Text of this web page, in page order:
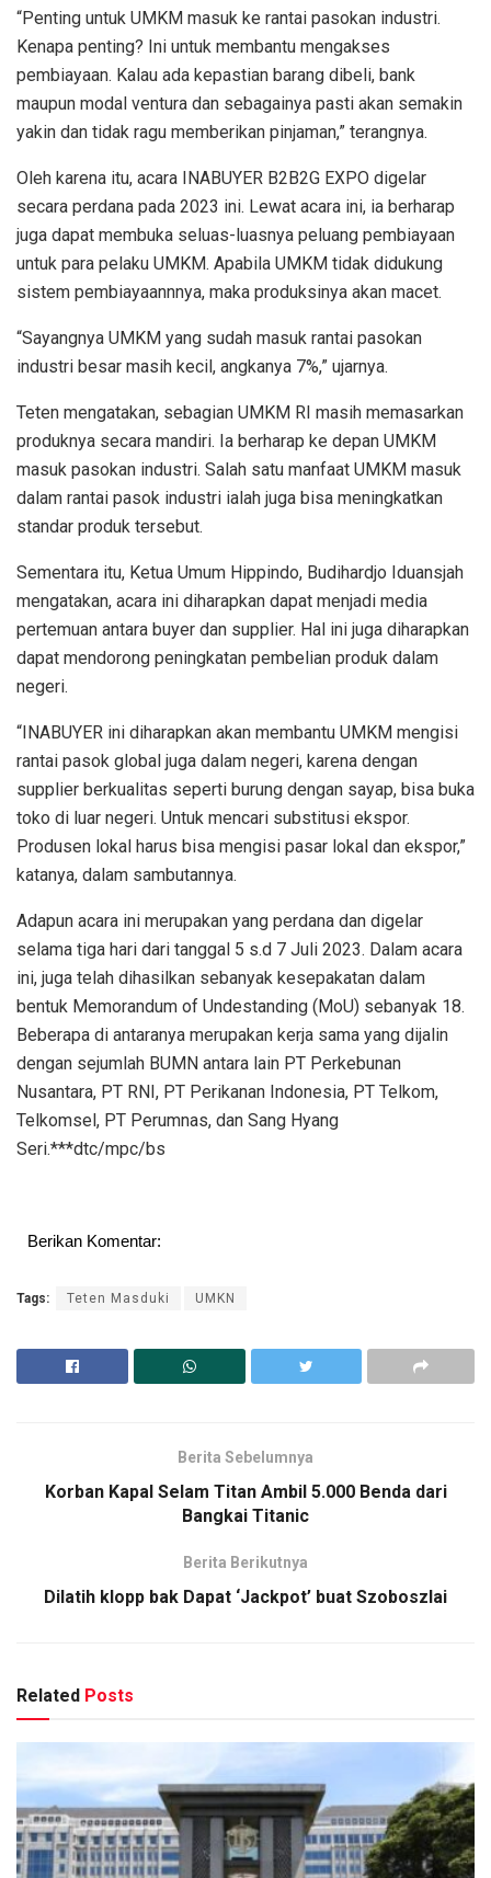
“Penting untuk UMKM masuk ke rantai pasokan industri.
Kenapa penting? Ini untuk membantu mengakses
pembiayaan. Kalau ada kepastian barang dibeli, bank
maupun modal ventura dan sebagainya pasti akan semakin
yakin dan tidak ragu memberikan pinjaman,” terangnya.
Oleh karena itu, acara INABUYER B2B2G EXPO digelar
secara perdana pada 2023 ini. Lewat acara ini, ia berharap
juga dapat membuka seluas-luasnya peluang pembiayaan
untuk para pelaku UMKM. Apabila UMKM tidak didukung
sistem pembiayaannnya, maka produksinya akan macet.
“Sayangnya UMKM yang sudah masuk rantai pasokan
industri besar masih kecil, angkanya 7%,” ujarnya.
Teten mengatakan, sebagian UMKM RI masih memasarkan
produknya secara mandiri. Ia berharap ke depan UMKM
masuk pasokan industri. Salah satu manfaat UMKM masuk
dalam rantai pasok industri ialah juga bisa meningkatkan
standar produk tersebut.
Sementara itu, Ketua Umum Hippindo, Budihardjo Iduansjah
mengatakan, acara ini diharapkan dapat menjadi media
pertemuan antara buyer dan supplier. Hal ini juga diharapkan
dapat mendorong peningkatan pembelian produk dalam
negeri.
“INABUYER ini diharapkan akan membantu UMKM mengisi
rantai pasok global juga dalam negeri, karena dengan
supplier berkualitas seperti burung dengan sayap, bisa buka
toko di luar negeri. Untuk mencari substitusi ekspor.
Produsen lokal harus bisa mengisi pasar lokal dan ekspor,”
katanya, dalam sambutannya.
Adapun acara ini merupakan yang perdana dan digelar
selama tiga hari dari tanggal 5 s.d 7 Juli 2023. Dalam acara
ini, juga telah dihasilkan sebanyak kesepakatan dalam
bentuk Memorandum of Undestanding (MoU) sebanyak 18.
Beberapa di antaranya merupakan kerja sama yang dijalin
dengan sejumlah BUMN antara lain PT Perkebunan
Nusantara, PT RNI, PT Perikanan Indonesia, PT Telkom,
Telkomsel, PT Perumnas, dan Sang Hyang
Seri.***dtc/mpc/bs
Berikan Komentar:
Tags: Teten Masduki UMKN
Berita Sebelumnya
Korban Kapal Selam Titan Ambil 5.000 Benda dari
Bangkai Titanic
Berita Berikutnya
Dilatih klopp bak Dapat ‘Jackpot’ buat Szoboszlai
Related Posts